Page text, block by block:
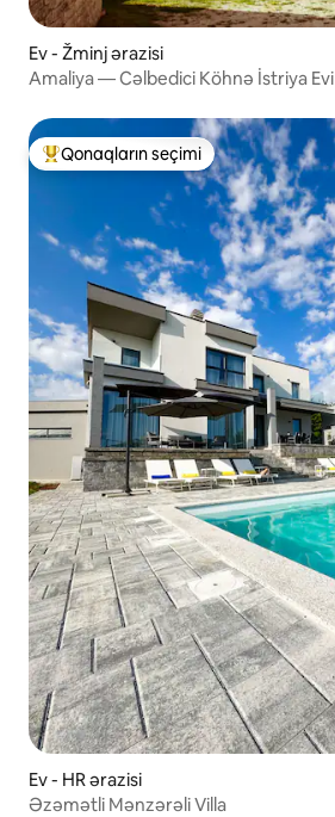
Ev - Žminj ərazisi
Amaliya — Cəlbedici Köhnə İstriya Evi
Populyar "Qonaqların seçimi"
Qonaqların seçimi
Ev - HR ərazisi
Əzəmətli Mənzərəli Villa